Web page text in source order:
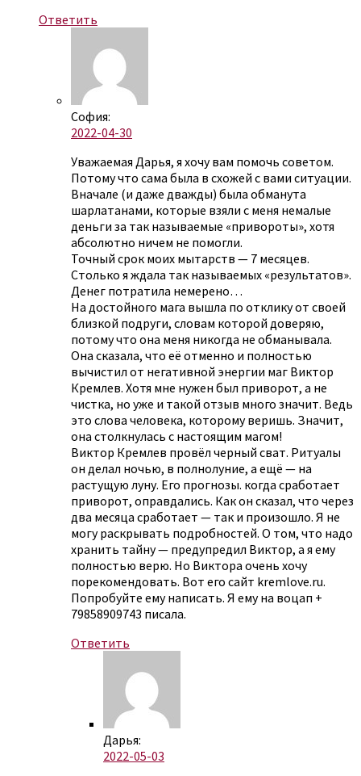
Ответить
София:
2022-04-30
Уважаемая Дарья, я хочу вам помочь советом.
Потому что сама была в схожей с вами ситуации.
Вначале (и даже дважды) была обманута
шарлатанами, которые взяли с меня немалые
деньги за так называемые «привороты», хотя
абсолютно ничем не помогли.
Точный срок моих мытарств — 7 месяцев.
Столько я ждала так называемых «результатов».
Денег потратила немерено…
На достойного мага вышла по отклику от своей
близкой подруги, словам которой доверяю,
потому что она меня никогда не обманывала.
Она сказала, что её отменно и полностью
вычистил от негативной энергии маг Виктор
Кремлев. Хотя мне нужен был приворот, а не
чистка, но уже и такой отзыв много значит. Ведь
это слова человека, которому веришь. Значит,
она столкнулась с настоящим магом!
Виктор Кремлев провёл черный сват. Ритуалы
он делал ночью, в полнолуние, а ещё — на
растущую луну. Его прогнозы. когда сработает
приворот, оправдались. Как он сказал, что через
два месяца сработает — так и произошло. Я не
могу раскрывать подробностей. О том, что надо
хранить тайну — предупредил Виктор, а я ему
полностью верю. Но Виктора очень хочу
порекомендовать. Вот его сайт kremlove.ru.
Попробуйте ему написать. Я ему на воцап +
79858909743 писала.
Ответить
Дарья:
2022-05-03